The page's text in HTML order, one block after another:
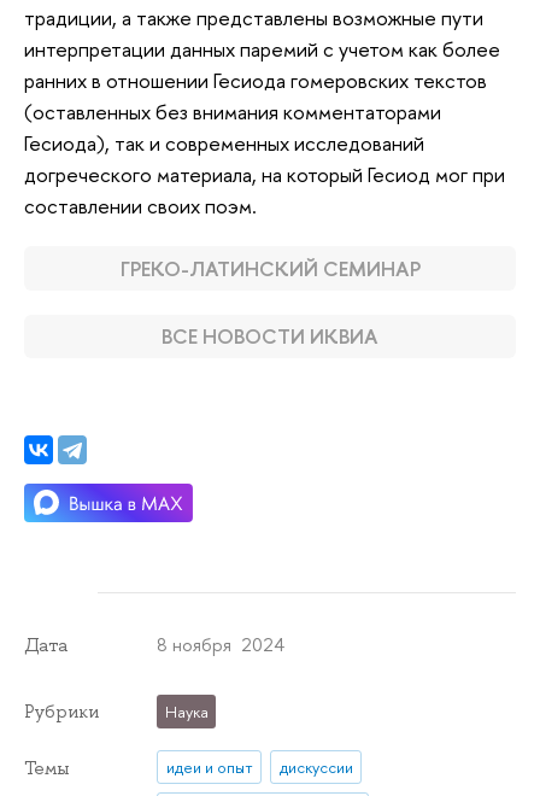
традиции, а также представлены возможные пути
интерпретации данных паремий с учетом как более
ранних в отношении Гесиода гомеровских текстов
(оставленных без внимания комментаторами
Гесиода), так и современных исследований
догреческого материала, на который Гесиод мог при
составлении своих поэм.
ГРЕКО-ЛАТИНСКИЙ СЕМИНАР
ВСЕ НОВОСТИ ИКВИА
Дата 8 ноября 2024
Рубрики Наука
Темы идеи и опыт
дискуссии